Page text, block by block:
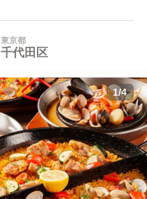
東京都
千代田区
1/4